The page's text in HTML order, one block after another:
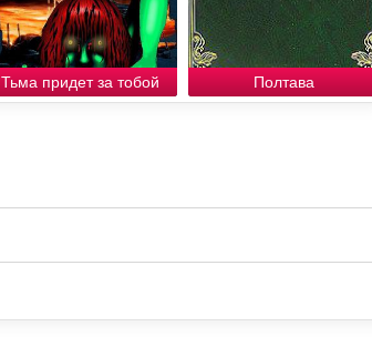
Тьма придет за тобой Полтава